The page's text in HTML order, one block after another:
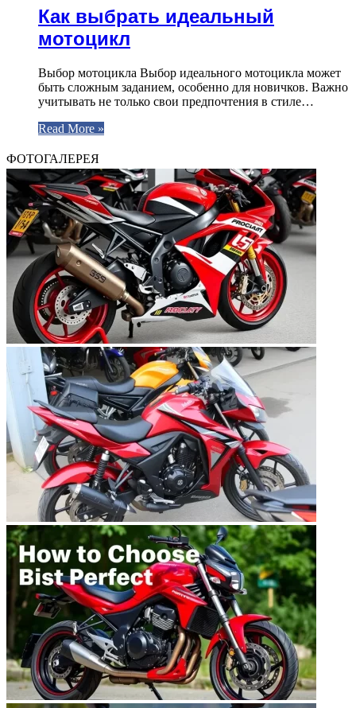
Как выбрать идеальный
мотоцикл
Выбор мотоцикла Выбор идеального мотоцикла может
быть сложным заданием, особенно для новичков. Важно
учитывать не только свои предпочтения в стиле…
Read More »
ФОТОГАЛЕРЕЯ